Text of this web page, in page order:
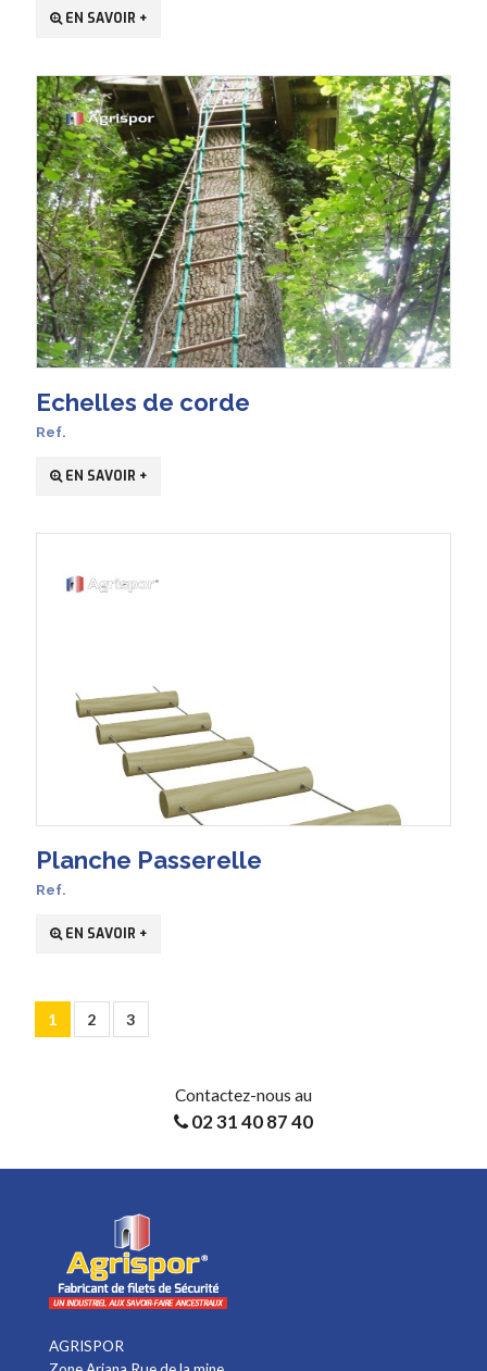
EN SAVOIR +
Echelles de corde
Ref.
EN SAVOIR +
Planche Passerelle
Ref.
EN SAVOIR +
1 2 3
Contactez-nous au
02 31 40 87 40
AGRISPOR